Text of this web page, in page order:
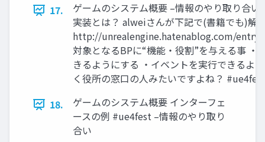
17.
ゲームのシステム概要 –情報のやり取り合い
実装とは？ alweiさんが下記で(書籍でも)解
http://unrealengine.hatenablog.com/entry/
対象となるBPに“機能・役割”を与える事 ・
きるようにする ・イベントを実行できるよ
く役所の窓口の人みたいですよね？ #ue4fest
18.
ゲームのシステム概要 インターフェ
ースの例 #ue4fest –情報のやり取り
合い